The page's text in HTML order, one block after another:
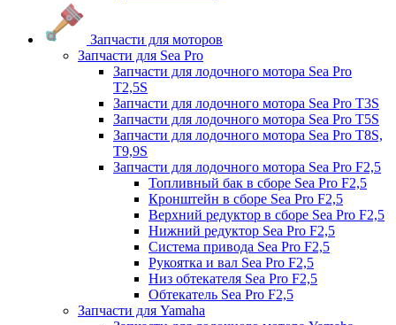
Запчасти для моторов
Запчасти для Sea Pro
Запчасти для лодочного мотора Sea Pro
Т2,5S
Запчасти для лодочного мотора Sea Pro Т3S
Запчасти для лодочного мотора Sea Pro Т5S
Запчасти для лодочного мотора Sea Pro Т8S,
T9,9S
Запчасти для лодочного мотора Sea Pro F2,5
Топливный бак в сборе Sea Pro F2,5
Кронштейн в сборе Sea Pro F2,5
Верхний редуктор в сборе Sea Pro F2,5
Нижний редуктор Sea Pro F2,5
Система привода Sea Pro F2,5
Рукоятка и вал Sea Pro F2,5
Низ обтекателя Sea Pro F2,5
Обтекатель Sea Pro F2,5
Запчасти для Yamaha